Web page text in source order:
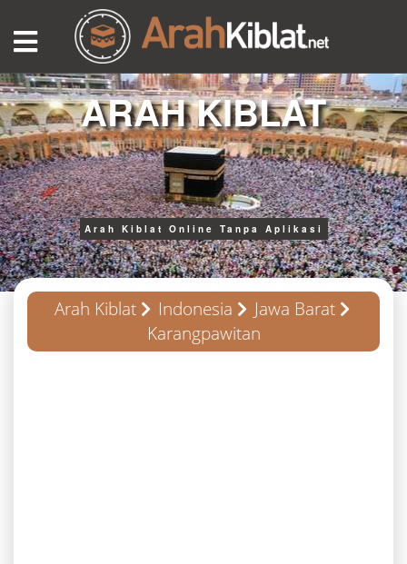
ARAH KIBLAT
Arah Kiblat Online Tanpa Aplikasi
Arah Kiblat Indonesia
Jawa Barat
Karangpawitan